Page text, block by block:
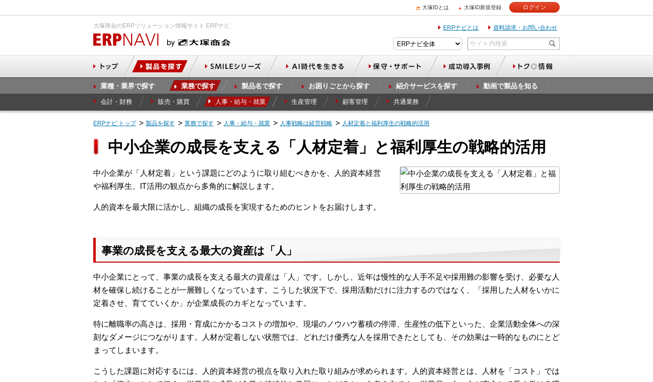
大塚IDとは 大塚ID新規登録 ログイン
大塚商会のERPソリューション情報サイト ERPナビ ERPナビとは 資料請求・お問い合わせ
業種・業界で探す 業務で探す 製品名で探す お困りごとから探す 紹介サービスを探す 動画で製品を知る
会計・財務 販売・購買 人事・給与・就業 生産管理 顧客管理 共通業務
ERPナビ トップ 製品を探す 業務で探す 人事・給与・就業 人事戦略は経営戦略 人材定着と福利厚生の戦略的活用
中小企業の成長を支える「人材定着」と福利厚生の戦略的活用
中小企業が「人材定着」という課題にどのように取り組むべきかを、人的資本経営
や福利厚生、IT活用の観点から多角的に解説します。
人的資本を最大限に活かし、組織の成長を実現するためのヒントをお届けします。
事業の成長を支える最大の資産は「人」
中小企業にとって、事業の成長を支える最大の資産は「人」です。しかし、近年は慢性的な人手不足や採用難の影響を受け、必要な人
材を確保し続けることが一層難しくなっています。こうした状況下で、採用活動だけに注力するのではなく、「採用した人材をいかに
定着させ、育てていくか」が企業成長のカギとなっています。
特に離職率の高さは、採用・育成にかかるコストの増加や、現場のノウハウ蓄積の停滞、生産性の低下といった、企業活動全体への深
刻なダメージにつながります。人材が定着しない状態では、どれだけ優秀な人を採用できたとしても、その効果は一時的なものにとど
まってしまいます。
こうした課題に対応するには、人的資本経営の視点を取り入れた取り組みが求められます。人的資本経営とは、人材を「コスト」では